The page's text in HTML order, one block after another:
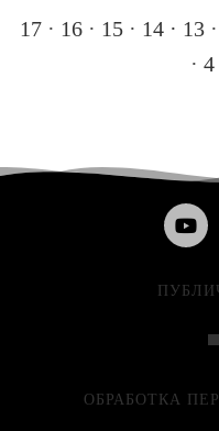
17· 16· 15· 14 · 13·
· 4
ОБРАБОТКА